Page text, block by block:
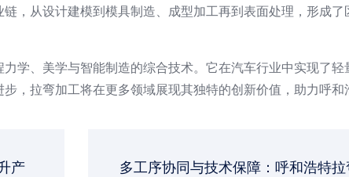
，从设计建模到模具制造、成型加工再到表面处理，形成了
学、美学与智能制造的综合技术。它在汽车行业中实现了
，拉弯加工将在更多领域展现其独特的创新价值，助力呼
产
多工序协同与技术保障：呼和浩特